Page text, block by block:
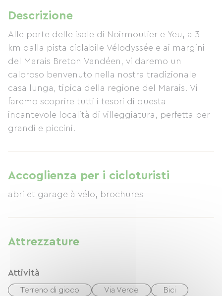
Descrizione
Alle porte delle isole di Noirmoutier e Yeu, a 3
km dalla pista ciclabile Vélodyssée e ai margini
del Marais Breton Vandéen, vi daremo un
caloroso benvenuto nella nostra tradizionale
casa lunga, tipica della regione del Marais. Vi
faremo scoprire tutti i tesori di questa
incantevole località di villeggiatura, perfetta per
grandi e piccini.
Accoglienza per i cicloturisti
abri et garage à vélo, brochures
Attrezzature
Attività
Terreno di gioco Via Verde Bici